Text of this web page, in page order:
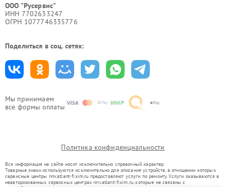
Мы принимаем
все формы оплаты
ООО "Русервис"
ИНН 7702633247
ОГРН 1077746335776
Поделиться в соц. сетях:
Политика конфиденциальности
Вся информация на сайте носит исключительно справочный характер.
Товарные знаки используются исключительно для описания устройств, в отношении которых
сервисные центры nnv.atlant-fixim.ru предоставляют услуги по ремонту. Услуги оказываются в
неавторизованных сервисных центрах nnv.atlant-fixim.ru, которые не связаны с